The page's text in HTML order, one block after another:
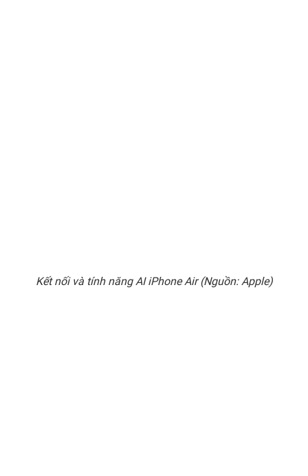
Kết nối và tính năng AI iPhone Air (Nguồn: Apple)